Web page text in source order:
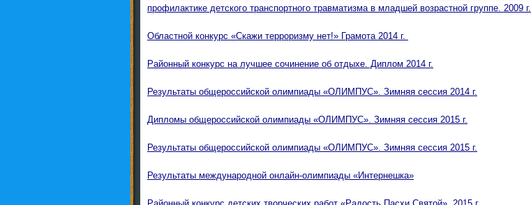
профилактике детского транспортного травматизма в младшей возрастной группе. 2009 г.
Областной конкурс «Скажи терроризму нет!» Грамота 2014 г.
Районный конкурс на лучшее сочинение об отдыхе. Диплом 2014 г.
Результаты общероссийской олимпиады «ОЛИМПУС». Зимняя сессия 2014 г.
Дипломы общероссийской олимпиады «ОЛИМПУС». Зимняя сессия 2015 г.
Результаты общероссийской олимпиады «ОЛИМПУС». Зимняя сессия 2015 г.
Результаты международной онлайн-олимпиады «Интернешка»